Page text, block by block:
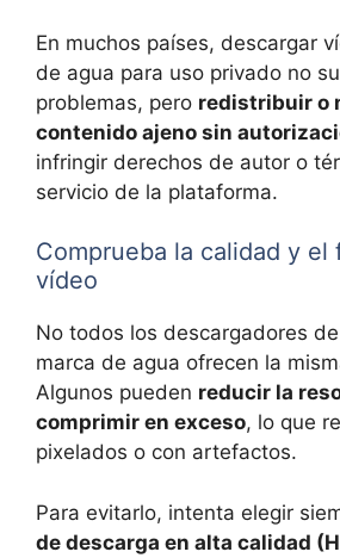
En muchos países, descargar
de agua para uso privado no
problemas, pero redistribuir o
contenido ajeno sin
infringir derechos de autor o
servicio de la plataforma.
Comprueba la calidad y el
vídeo
No todos los descargadores
marca de agua ofrecen la
Algunos pueden reducir la
comprimir en exceso, lo que
pixelados o con artefactos.
Para evitarlo, intenta elegir
de descarga en alta calidad